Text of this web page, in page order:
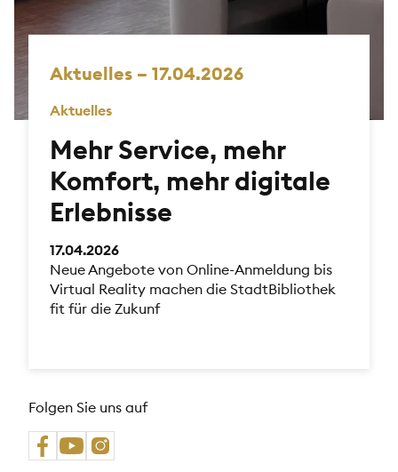
Aktuelles – 17.04.2026
Aktuelles
Mehr Service, mehr
Komfort, mehr digitale
Erlebnisse
17.04.2026
Neue Angebote von Online-Anmeldung bis
Virtual Reality machen die StadtBibliothek
fit für die Zukunf
Folgen Sie uns auf